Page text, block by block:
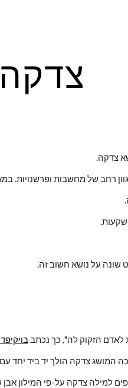
צדקה.
רחב של מחשבות ופרשנויות.
שונה על נושא חשוב זה.
לאדם הזקוק לה", כך נכתב
המושג צדקה הולך יד ביד יחד
למילה צדקה על-פי המילון אבן